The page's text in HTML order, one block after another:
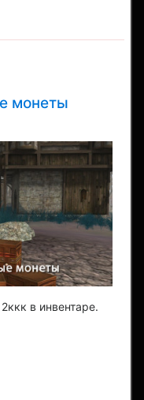
монеты
в инвентаре.